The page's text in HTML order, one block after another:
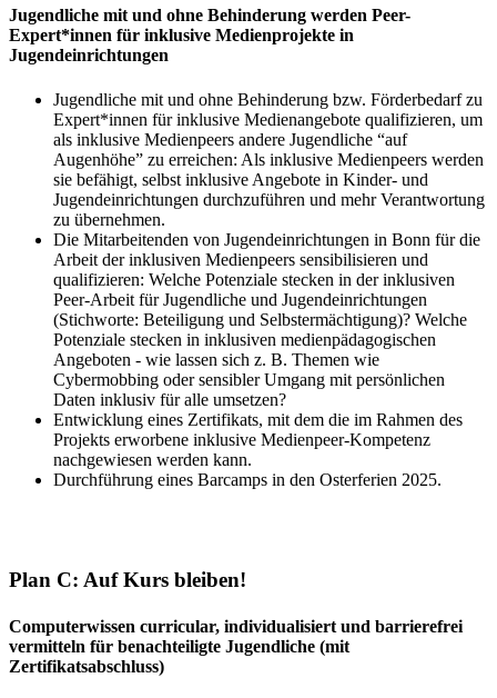
Jugendliche mit und ohne Behinderung werden Peer-
Expert*innen für inklusive Medienprojekte in
Jugendeinrichtungen
Jugendliche mit und ohne Behinderung bzw. Förderbedarf zu
Expert*innen für inklusive Medienangebote qualifizieren, um
als inklusive Medienpeers andere Jugendliche “auf
Augenhöhe” zu erreichen: Als inklusive Medienpeers werden
sie befähigt, selbst inklusive Angebote in Kinder- und
Jugendeinrichtungen durchzuführen und mehr Verantwortung
zu übernehmen.
Die Mitarbeitenden von Jugendeinrichtungen in Bonn für die
Arbeit der inklusiven Medienpeers sensibilisieren und
qualifizieren: Welche Potenziale stecken in der inklusiven
Peer-Arbeit für Jugendliche und Jugendeinrichtungen
(Stichworte: Beteiligung und Selbstermächtigung)? Welche
Potenziale stecken in inklusiven medienpädagogischen
Angeboten - wie lassen sich z. B. Themen wie
Cybermobbing oder sensibler Umgang mit persönlichen
Daten inklusiv für alle umsetzen?
Entwicklung eines Zertifikats, mit dem die im Rahmen des
Projekts erworbene inklusive Medienpeer-Kompetenz
nachgewiesen werden kann.
Durchführung eines Barcamps in den Osterferien 2025.
Plan C: Auf Kurs bleiben!
Computerwissen curricular, individualisiert und barrierefrei
vermitteln für benachteiligte Jugendliche (mit
Zertifikatsabschluss)